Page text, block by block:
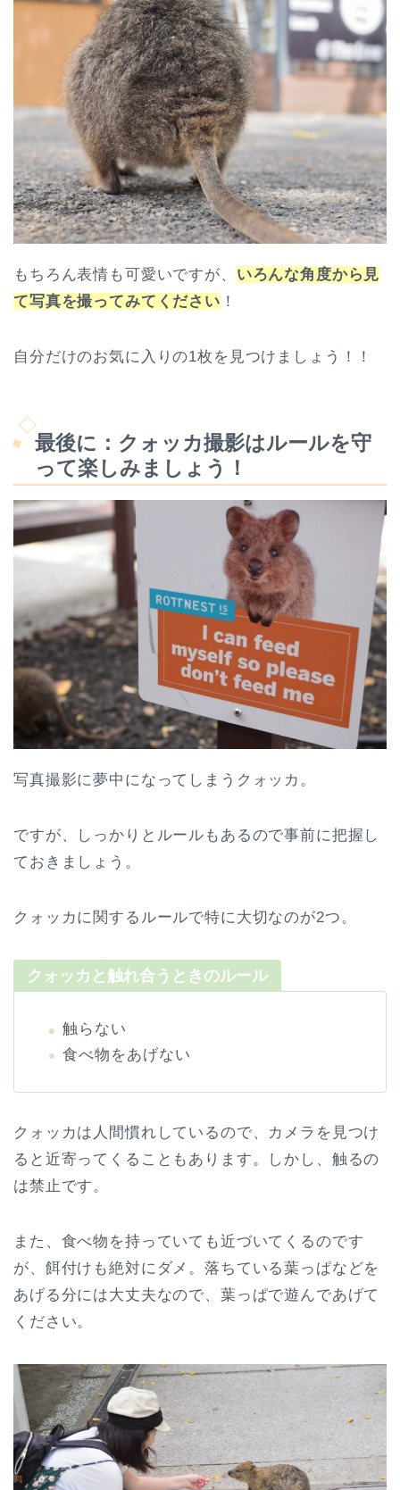
もちろん表情も可愛いですが、 いろんな角度から見
て写真を撮ってみてください ！
自分だけのお気に入りの1枚を見つけましょう！！
最後に：クォッカ撮影はルールを守
って楽しみましょう！
写真撮影に夢中になってしまうクォッカ。
ですが、しっかりとルールもあるので事前に把握し
ておきましょう。
クォッカに関するルールで特に大切なのが2つ。
クォッカと触れ合うときのルール
触らない
食べ物をあげない
クォッカは人間慣れしているので、カメラを見つけ
ると近寄ってくることもあります。しかし、触るの
は禁止です。
また、食べ物を持っていても近づいてくるのです
が、餌付けも絶対にダメ。落ちている葉っぱなどを
あげる分には大丈夫なので、葉っぱで遊んであげて
ください。